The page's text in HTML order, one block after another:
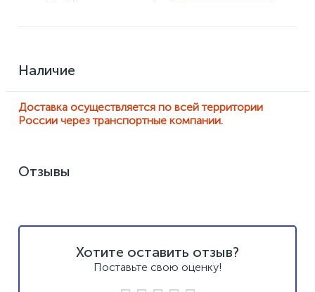
Наличие
Доставка осуществляется по всей территории
России через транспортные компании.
Отзывы
Хотите оставить отзыв?
Поставьте свою оценку!